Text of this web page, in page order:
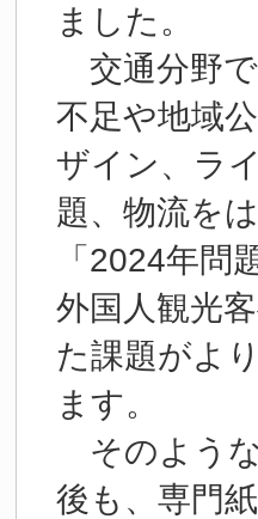
ました。
交通分野
不足や地域
ザイン、ラ
題、物流を
「2024年問
外国人観光
た課題がよ
ます。
そのよう
後も、専門